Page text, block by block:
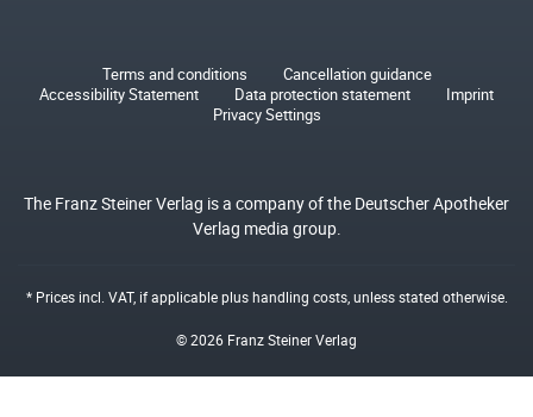
Terms and conditions
Cancellation guidance
Accessibility Statement
Data protection statement
Imprint
Privacy Settings
The Franz Steiner Verlag is a company of the Deutscher Apotheker
Verlag media group.
* Prices incl. VAT, if applicable plushandling costs, unless stated otherwise.
© 2026 Franz Steiner Verlag